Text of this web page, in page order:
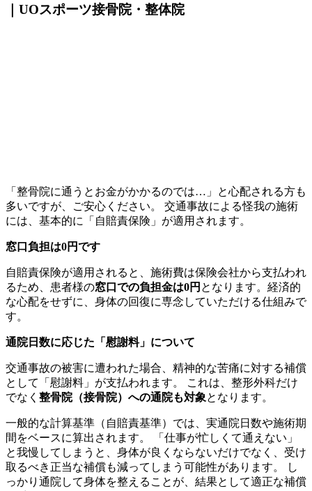
｜UOスポーツ接骨院・整体院
「整骨院に通うとお金がかかるのでは…」と心配される方も
多いですが、ご安心ください。 交通事故による怪我の施術
には、基本的に「自賠責保険」が適用されます。
窓口負担は0円です
自賠責保険が適用されると、施術費は保険会社から支払われ
るため、患者様の窓口での負担金は0円 となります。経済的
な心配をせずに、身体の回復に専念していただける仕組みで
す。
通院日数に応じた「慰謝料」について
交通事故の被害に遭われた場合、精神的な苦痛に対する補償
として「慰謝料」が支払われます。 これは、整形外科だけ
でなく 整骨院（接骨院）への通院も対象となります。
一般的な計算基準（自賠責基準）では、実通院日数や施術期
間をベースに算出されます。 「仕事が忙しくて通えない」
と我慢してしまうと、身体が良くならないだけでなく、受け
取るべき正当な補償も減ってしまう可能性があります。 し
っかり通院して身体を整えることが、結果として適正な補償